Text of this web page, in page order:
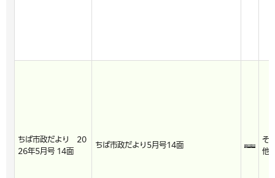
ちば市政だより 20
26年5月号 14面
ちば市政だより5月号14面
そ
他